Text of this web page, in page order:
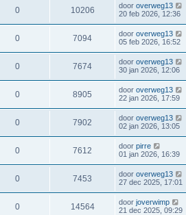
0 10206 door overweg13
20 feb 2026, 12:36
0 7094 door overweg13
05 feb 2026, 16:52
0 7674 door overweg13
30 jan 2026, 12:06
0 8905 door overweg13
22 jan 2026, 17:59
0 7902 door overweg13
02 jan 2026, 13:05
0 7612 door pirre
01 jan 2026, 16:39
0 7453 door overweg13
27 dec 2025, 17:01
0 14564 door joverwimp
21 dec 2025, 09:29